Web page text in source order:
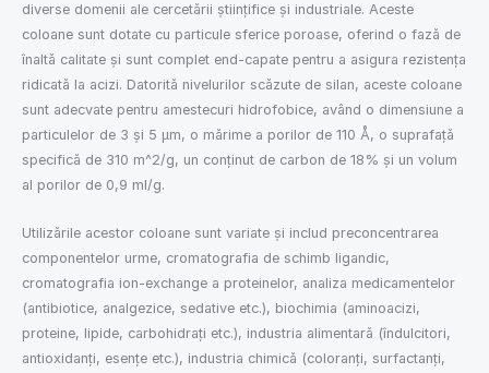
diverse domenii ale cercetării științifice și industriale. Aceste
coloane sunt dotate cu particule sferice poroase, oferind o fază de
înaltă calitate și sunt complet end-capate pentru a asigura rezistența
ridicată la acizi. Datorită nivelurilor scăzute de silan, aceste coloane
sunt adecvate pentru amestecuri hidrofobice, având o dimensiune a
particulelor de 3 și 5 µm, o mărime a porilor de 110 Å, o suprafață
specifică de 310 m^2/g, un conținut de carbon de 18% și un volum
al porilor de 0,9 ml/g.
Utilizările acestor coloane sunt variate și includ preconcentrarea
componentelor urme, cromatografia de schimb ligandic,
cromatografia ion-exchange a proteinelor, analiza medicamentelor
(antibiotice, analgezice, sedative etc.), biochimia (aminoacizi,
proteine, lipide, carbohidrați etc.), industria alimentară (îndulcitori,
antioxidanți, esențe etc.), industria chimică (coloranți, surfactanți,